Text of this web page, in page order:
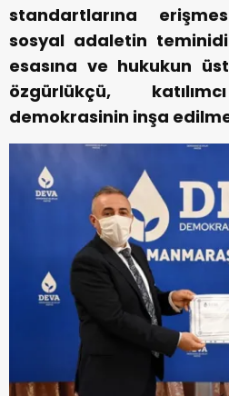
standartlarına
sosyal adaletin
esasına ve hukukun
özgürlükçü,
demokrasinin inşa